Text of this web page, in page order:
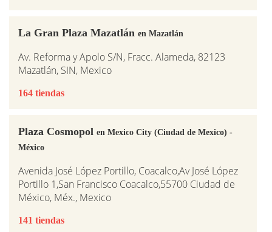
La Gran Plaza Mazatlán en Mazatlán
Av. Reforma y Apolo S/N, Fracc. Alameda, 82123
Mazatlán, SIN, Mexico
164 tiendas
Plaza Cosmopol en Mexico City (Ciudad de Mexico) -
México
Avenida José López Portillo, Coacalco,Av José López
Portillo 1,San Francisco Coacalco,55700 Ciudad de
México, Méx., Mexico
141 tiendas